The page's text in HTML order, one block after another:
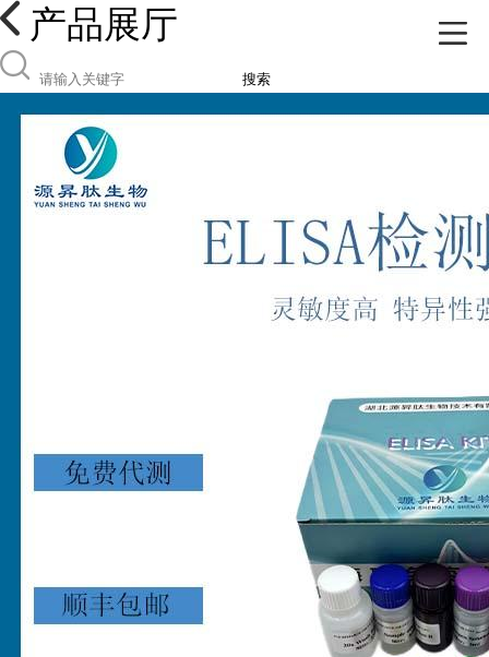
产品展厅
搜索